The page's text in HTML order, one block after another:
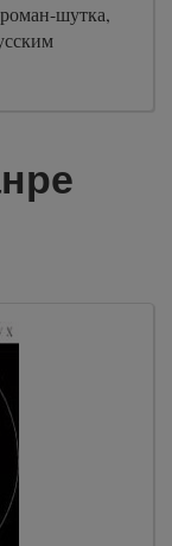
шутка,